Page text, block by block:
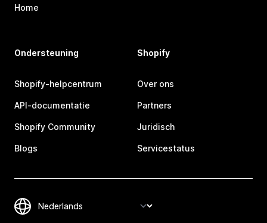
Home
Ondersteuning
Shopify-helpcentrum
API-documentatie
Shopify Community
Blogs
Shopify
Over ons
Partners
Juridisch
Servicestatus